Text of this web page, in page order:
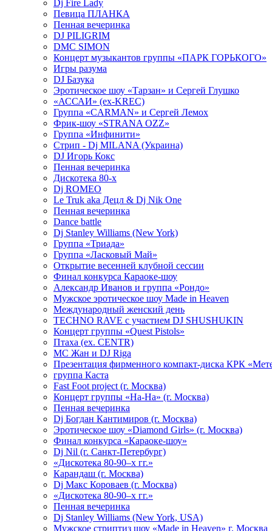
Dj Fire Lady
Певица ПЛАНКА
Пенная вечеринка
DJ PILIGRIM
DMC SIMON
Концерт музыкантов группы «ПАРК ГОРЬКОГО»
Игры разума
DJ Базука
Эротическое шоу «Тарзан» и Сергей Глушко
«АССАИ» (ex-KREC)
Группа «CARMAN» и Сергей Лемох
Фрик-шоу «STRANA OZZ»
Группа «Инфинити»
Стрип - Dj MILANA (Украина)
DJ Игорь Кокс
Пенная вечеринка
Дискотека 80-х
Dj ROMEO
Le Truk aka Децл & Dj Nik One
Пенная вечеринка
Dance battle
Dj Stanley Williams (New York)
Группа «Триада»
Группа «Ласковый Май»
Открытие весенней клубной сессии
Финал конкурса Караоке-шоу
Александр Иванов и группа «Рондо»
Мужское эротическое шоу Made in Heaven
Международный женский день
TECHNO RAVE с участием DJ SHUSHUKIN
Концерт группы «Quest Pistols»
Птаха (ex. CENTR)
МС Жан и DJ Riga
Презентация фирменного компакт-диска КРК
группа Каста
Fast Foot project (г. Москва)
Концерт группы «На-На» (г. Москва)
Пенная вечеринка
Dj Богдан Кантимиров (г. Москва)
Эротическое шоу «Diamond Girls» (г. Москва)
Финал конкурса «Караоке-шоу»
Dj Nil (г. Санкт-Петербург)
«Дискотека 80-90–х гг.»
Карандаш (г. Москва)
Dj Макс Короваев (г. Москва)
«Дискотека 80-90–х гг.»
Пенная вечеринка
Dj Stanley Williams (New York, USA)
Мужское стриптиз шоу «Made in Heaven» г. Москва